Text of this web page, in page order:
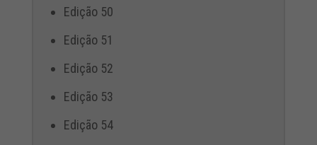
Edição 50
Edição 51
Edição 52
Edição 53
Edição 54